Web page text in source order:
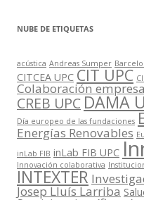
NUBE DE ETIQUETAS
acústica Andreas Sumper
CITCEA UPC CIT UPC
Colaboración
CREB UPCDAMA
Día europeo de las fundaciones
Energías Renovables
inLab FIB inLab FIB UPC
Innovación colaborativa
INTEXTER
Josep Lluís Larriba